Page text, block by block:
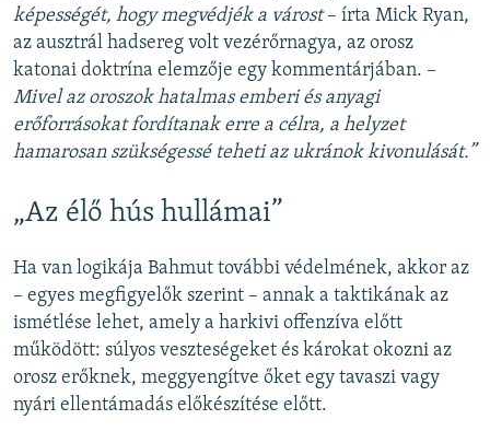
képességét, hogy megvédjék a várost– írta Mick Ryan,
az ausztrál hadsereg volt vezérőrnagya, az orosz
katonai doktrína elemzője egy kommentárjában. –
Mivel az oroszok hatalmas emberi és anyagi
erőforrásokat fordítanak erre a célra, a helyzet
hamarosan szükségessé teheti az ukránok kivonulását.”
„Az élő hús hullámai”
Ha van logikája Bahmut további védelmének, akkor az
– egyes megfigyelők szerint – annak a taktikának az
ismétlése lehet, amely a harkivi offenzíva előtt
működött: súlyos veszteségeket és károkat okozni az
orosz erőknek, meggyengítve őket egy tavaszi vagy
nyári ellentámadás előkészítése előtt.